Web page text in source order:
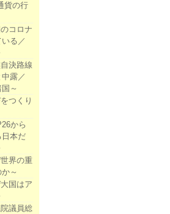
貨の行
コロナ
る／
決路線
露／
～
つくり
から
日本だ
界の重
～
国はア
議員総